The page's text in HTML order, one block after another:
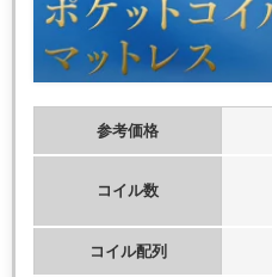
参考価格
コイル数
コイル配列